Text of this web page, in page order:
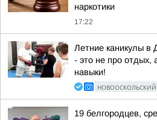
наркотики
17:22
Летние каникулы
- это не про отдых,
навыки!
НОВООСКОЛЬСКИЙ
19 белгородцев,